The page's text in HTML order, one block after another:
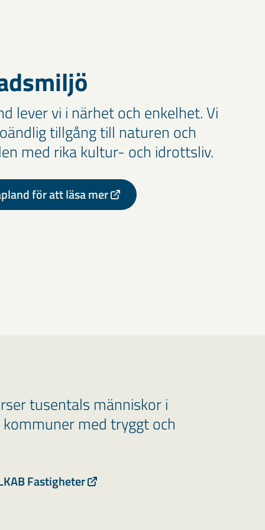
lever vi i närhet och enkelhet. Vi
tillgång till naturen och
med rika kultur- och idrottsliv.
för att läsa mer
tusentals människor i
med tryggt och
Fastigheter